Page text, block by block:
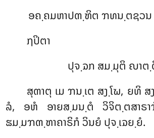
ອຄ຺ຄມຫາປຓ຺ຑິຕ ຠທນ຺ຕຊວນ
ຐປິຕາ
ປຸຈ຺ຉກ ສມ຺ມຸຕິ ຎາຕ຺
ສຸຓາຕຸ ເມ ຠນ຺ເຕ ສງ຺ໂຆ, ຍທິ
ລໍ, ອຫໍ ອາຍສ຺ມນ຺ຕໍ ວິຈິຕ຺ຕສາຣ
ຘມ຺ມຠຓ຺ຑາຄາຣິກໍ ວິນຍໍ ປຸຈ຺ເຉຍ຺ຍໍ.